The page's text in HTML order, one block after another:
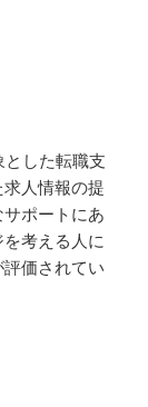
した転職支
人情報の提
ポートにあ
考える人に
価されてい